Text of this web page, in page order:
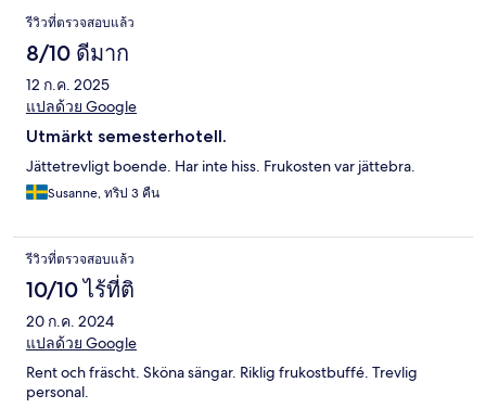
รีวิว
รีวิวที่ตรวจสอบแล้ว
8/10 ดีมาก
12 ก.ค. 2025
แปลด้วย Google
Utmärkt semesterhotell.
Jättetrevligt boende. Har inte hiss. Frukosten var jättebra.
Susanne, ทริป 3 คืน
รีวิวที่ตรวจสอบแล้ว
10/10 ไร้ที่ติ
20 ก.ค. 2024
แปลด้วย Google
Rent och fräscht. Sköna sängar. Riklig frukostbuffé. Trevlig
personal.